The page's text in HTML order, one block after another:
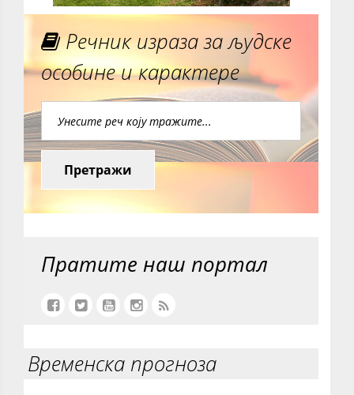
Речник израза за људске
особине и карактере
Претражи
Пратите наш портал
Временска прогноза